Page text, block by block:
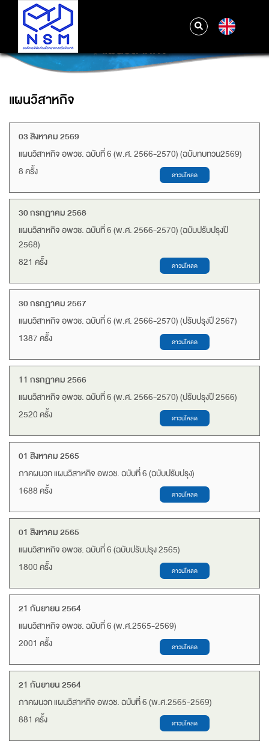
แผนวิสาหกิจ
แผนวิสาหกิจ
03 สิงหาคม 2569
แผนวิสาหกิจ อพวช. ฉบับที่ 6 (พ.ศ. 2566-2570) (ฉบับทบทวน2569)
8 ครั้ง
30 กรกฏาคม 2568
แผนวิสาหกิจ อพวช. ฉบับที่ 6 (พ.ศ. 2566-2570) (ฉบับปรับปรุงปี
2568)
821 ครั้ง
30 กรกฏาคม 2567
แผนวิสาหกิจ อพวช. ฉบับที่ 6 (พ.ศ. 2566-2570) (ปรับปรุงปี 2567)
1387 ครั้ง
11 กรกฏาคม 2566
แผนวิสาหกิจ อพวช. ฉบับที่ 6 (พ.ศ. 2566-2570) (ปรับปรุงปี 2566)
2520 ครั้ง
01 สิงหาคม 2565
ภาคผนวก แผนวิสาหกิจ อพวช. ฉบับที่ 6 (ฉบับปรับปรุง)
1688 ครั้ง
01 สิงหาคม 2565
แผนวิสาหกิจ อพวช. ฉบับที่ 6 (ฉบับปรับปรุง 2565)
1800 ครั้ง
21 กันยายน 2564
แผนวิสาหกิจ อพวช. ฉบับที่ 6 (พ.ศ.2565-2569)
2001 ครั้ง
21 กันยายน 2564
ภาคผนวก แผนวิสาหกิจ อพวช. ฉบับที่ 6 (พ.ศ.2565-2569)
881 ครั้ง